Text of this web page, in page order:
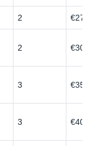
2 €27
2 €30
3 €35
3 €40